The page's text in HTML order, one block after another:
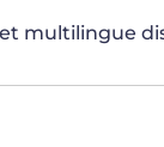
multilingue